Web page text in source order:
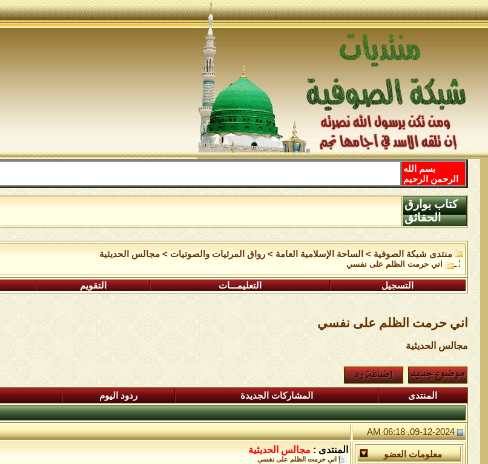
بسم الله
الرحمن الرحيم
كتاب بوارق
الحقائق
منتدى شبكة الصوفية > الساحة اﻹسلامية العامة >رواق المرئيات والصوتيات >مجالس الحديثية
اني حرمت الظلم على نفسي
التسجيل التعليمـــات التقويم
اني حرمت الظلم على نفسي
مجالس الحديثية
المنتدى المشاركات الجديدة ردود اليوم
09-12-2024, 06:18 AM
معلومات العضو المنتدى : مجالس الحديثية
اني حرمت الظلم على نفسي